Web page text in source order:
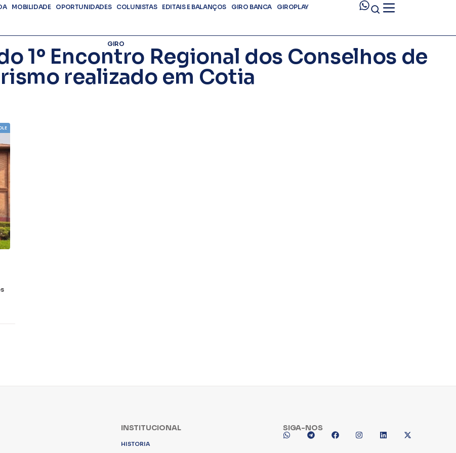
MOBILIDADE OPORTUNIDADES COLUNISTAS EDITAIS E BALANÇOS GIRO BANCA GIROPLAY
GIRO
1º Encontro Regional dos Conselhos de
realizado em Cotia
INSTITUCIONAL
HISTORIA
SIGA-NOS